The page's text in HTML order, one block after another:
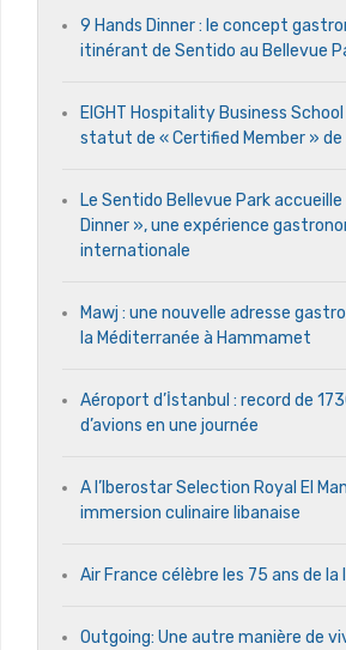
9 Hands Dinner : le concept
itinérant de Sentido au Bellevue
EIGHT Hospitality Business
statut de « Certified Member » de
Le Sentido Bellevue Park
Dinner », une expérience
internationale
Mawj : une nouvelle adresse
la Méditerranée à Hammamet
Aéroport d’İstanbul : record de
d’avions en une journée
A l’Iberostar Selection Royal El
immersion culinaire libanaise
Air France célèbre les 75 ans de la
Outgoing: Une autre manière de